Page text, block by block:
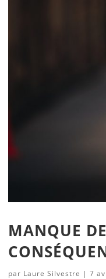
MANQUE
par Laure Silvestre |7